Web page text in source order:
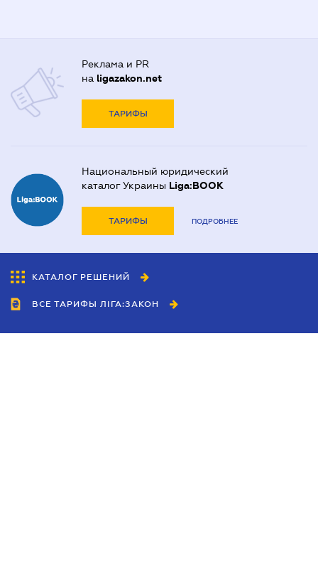
Реклама и PR
на ligazakon.net
ТАРИФЫ
Национальный юридический
каталог Украины Liga:BOOK
ТАРИФЫ ПОДРОБНЕЕ
КАТАЛОГ РЕШЕНИЙ
ВСЕ ТАРИФЫ ЛІГА:ЗАКОН